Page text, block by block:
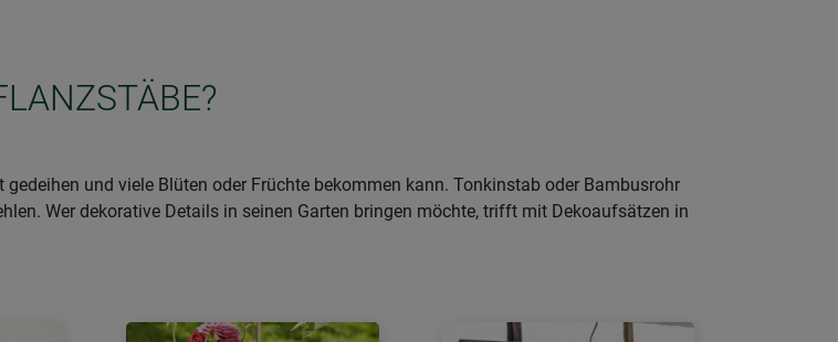
und viele Blüten oder Früchte bekommen kann. Tonkinstab oder Bambusrohr
Wer dekorative Details in seinen Garten bringen möchte, trifft mit Dekoaufsätzen in